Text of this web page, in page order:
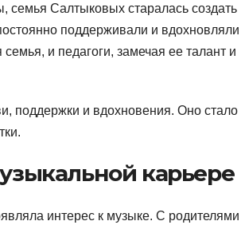
семья Салтыковых старалась создать
поддерживали и вдохновляли
и педагоги, замечая ее талант и
поддержки и вдохновения. Оно стало
карьере
интерес к музыке. С родителями